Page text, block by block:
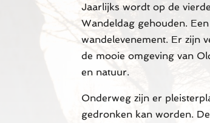
Jaarlijks wordt op de
Wandeldag gehouden.
wandelevenement. Er zijn
de mooie omgeving van
en natuur.
Onderweg zijn er
gedronken kan worden.